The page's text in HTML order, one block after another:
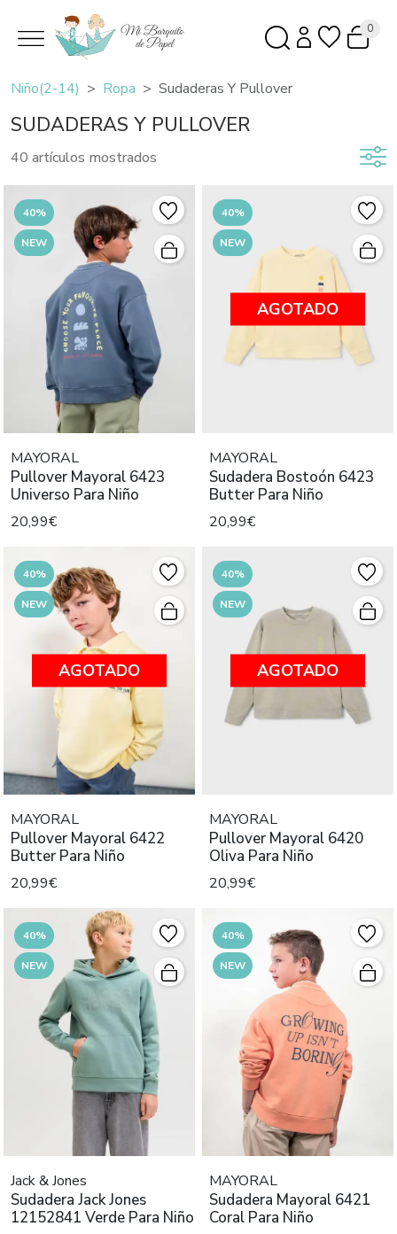
0
Niño(2-14) Ropa Sudaderas Y Pullover
SUDADERAS Y PULLOVER
40 artículos mostrados
40%
NEW
MAYORAL
Pullover Mayoral 6423
Universo Para Niño
20,99€
40%
NEW
AGOTADO
MAYORAL
Sudadera Bostoón 6423
Butter Para Niño
20,99€
40%
NEW
AGOTADO
MAYORAL
Pullover Mayoral 6422
Butter Para Niño
20,99€
40%
NEW
AGOTADO
MAYORAL
Pullover Mayoral 6420
Oliva Para Niño
20,99€
40%
NEW
Jack & Jones
Sudadera Jack Jones
12152841 Verde Para Niño
40%
NEW
MAYORAL
Sudadera Mayoral 6421
Coral Para Niño